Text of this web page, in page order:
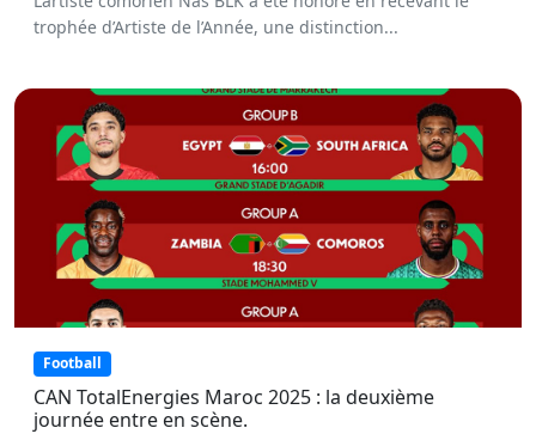
trophée d’Artiste de l’Année, une distinction...
Football
CAN TotalEnergies Maroc 2025 : la deuxième
journée entre en scène.